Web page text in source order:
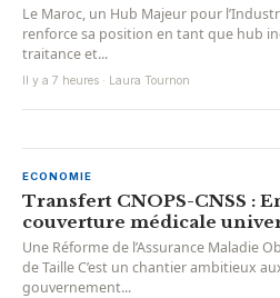
Le Maroc, un Hub Majeur pour
renforce sa position en tant que hub
traitance et...
Il y a 7 heures · Laura Tournon
ECONOMIE
Transfert CNOPS-CNSS :
couverture médicale
Une Réforme de l’Assurance Maladie
de Taille C’est un chantier ambitieux
gouvernement...